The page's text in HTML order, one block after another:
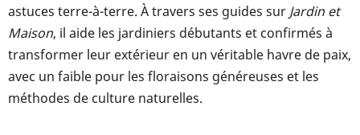
astuces terre-à-terre. À travers ses guides sur Jardin et
Maison, il aide les jardiniers débutants et confirmés à
transformer leur extérieur en un véritable havre de paix,
avec un faible pour les floraisons généreuses et les
méthodes de culture naturelles.